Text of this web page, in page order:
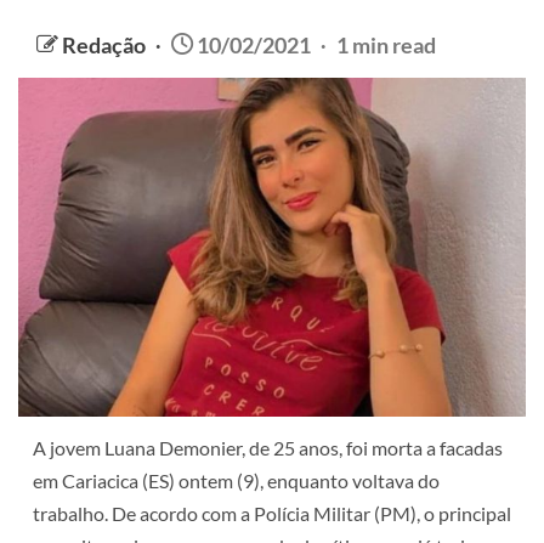
Redação 10/02/2021 1 min read
A jovem Luana Demonier, de 25 anos, foi morta a facadas
em Cariacica (ES) ontem (9), enquanto voltava do
trabalho. De acordo com a Polícia Militar (PM), o principal